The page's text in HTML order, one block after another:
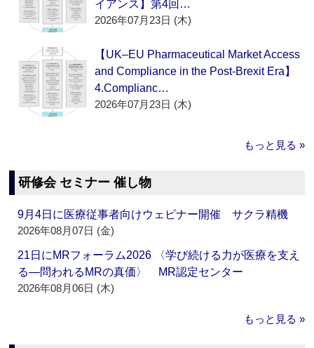
イアンス】第4回…
2026年07月23日 (木)
【UK–EU Pharmaceutical Market Access
and Compliance in the Post-Brexit Era】
4.Complianc…
2026年07月23日 (木)
もっと見る »
研修会 セミナー 催し物
9月4日に医療従事者向けウェビナー開催 サクラ精機
2026年08月07日 (金)
21日にMRフォーラム2026 〈学び続ける力が医療を支え
る―問われるMRの真価〉 MR認定センター
2026年08月06日 (木)
もっと見る »